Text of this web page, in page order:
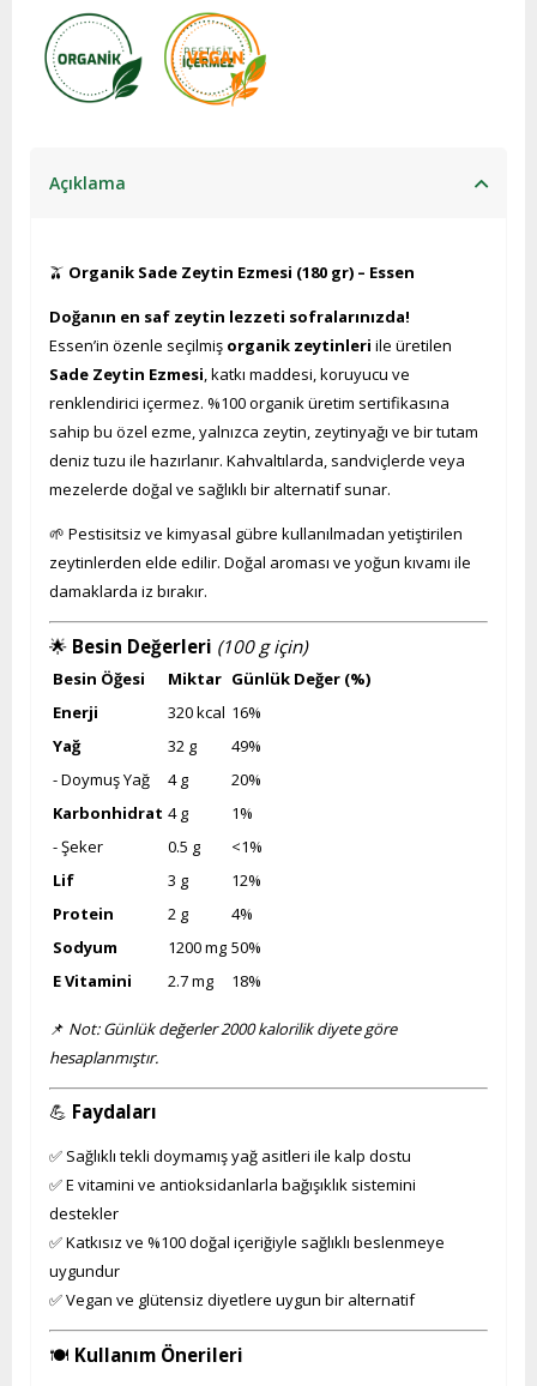
Açıklama
🫒 Organik Sade Zeytin Ezmesi (180 gr) – Essen
Doğanın en saf zeytin lezzeti sofralarınızda!
Essen’in özenle seçilmiş organik zeytinleri ile üretilen
Sade Zeytin Ezmesi, katkı maddesi, koruyucu ve
renklendirici içermez. %100 organik üretim sertifikasına
sahip bu özel ezme, yalnızca zeytin, zeytinyağı ve bir tutam
deniz tuzu ile hazırlanır. Kahvaltılarda, sandviçlerde veya
mezelerde doğal ve sağlıklı bir alternatif sunar.
🌱 Pestisitsiz ve kimyasal gübre kullanılmadan yetiştirilen
zeytinlerden elde edilir. Doğal aroması ve yoğun kıvamı ile
damaklarda iz bırakır.
🌟 Besin Değerleri (100 g için)
Besin Öğesi Miktar Günlük Değer (%)
Enerji
320 kcal 16%
Yağ
32 g
49%
- Doymuş Yağ
4 g
20%
Karbonhidrat 4 g
1%
- Şeker
0.5 g
<1%
Lif
3 g
12%
Protein
2 g
4%
Sodyum
1200 mg 50%
E Vitamini
2.7 mg 18%
📌 Not: Günlük değerler 2000 kalorilik diyete göre
hesaplanmıştır.
💪 Faydaları
✅ Sağlıklı tekli doymamış yağ asitleri ile kalp dostu
✅ E vitamini ve antioksidanlarla bağışıklık sistemini
destekler
✅ Katkısız ve %100 doğal içeriğiyle sağlıklı beslenmeye
uygundur
✅ Vegan ve glütensiz diyetlere uygun bir alternatif
🍽️ Kullanım Önerileri